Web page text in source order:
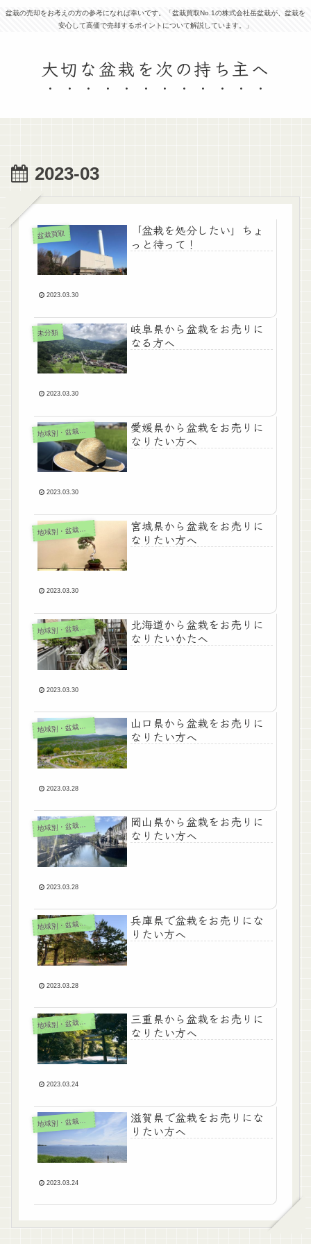
盆栽の売却をお考えの方の参考になれば幸いです。「盆栽買取No.1の株式会社岳盆栽が、盆栽を
安心して高価で売却するポイントについて解説しています。」
大切な盆栽を次の持ち主へ
2023-03
盆栽買取
「盆栽を処分したい」ちょ
っと待って！
2023.03.30
未分類
岐阜県から盆栽をお売りに
なる方へ
2023.03.30
地
域別・盆栽買取
愛媛県から盆栽をお売りに
なりたい方へ
2023.03.30
地
域別・盆栽買取
宮城県から盆栽をお売りに
なりたい方へ
2023.03.30
地
域別・盆栽買取
北海道から盆栽をお売りに
なりたいかたへ
2023.03.30
地
域別・盆栽買取
山口県から盆栽をお売りに
なりたい方へ
2023.03.28
地
域別・盆栽買取
岡山県から盆栽をお売りに
なりたい方へ
2023.03.28
地
域別・盆栽買取
兵庫県で盆栽をお売りにな
りたい方へ
2023.03.28
地
域別・盆栽買取
三重県から盆栽をお売りに
なりたい方へ
2023.03.24
地
域別・盆栽買取
滋賀県で盆栽をお売りにな
りたい方へ
2023.03.24